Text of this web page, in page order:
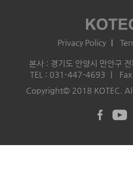
Privacy Policy
본사 : 경기도 안양시 만안구
TEL : 031-447-4693
Copyright© 2018 KOTEC.